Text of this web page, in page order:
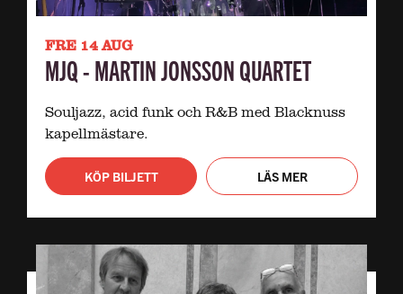
FRE 14 AUG
MJQ - MARTIN JONSSON QUARTET
Souljazz, acid funk och R&B med Blacknuss
kapellmästare.
KÖP BILJETT LÄS MER